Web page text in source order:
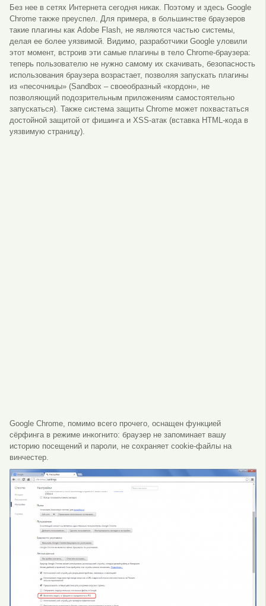
Без нее в сетях Интернета сегодня никак. Поэтому и здесь Google
Chrome также преуспел. Для примера, в большинстве браузеров
такие плагины как Adobe Flash, не являются частью системы,
делая ее более уязвимой. Видимо, разработчики Google уловили
этот момент, встроив эти самые плагины в тело Chrome-браузера:
теперь пользователю не нужно самому их скачивать, безопасность
использования браузера возрастает, позволяя запускать плагины
из «песочницы» (Sandbox – своеобразный «кордон», не
позволяющий подозрительным приложениям самостоятельно
запускаться). Также система защиты Chrome может похвастаться
достойной защитой от фишинга и XSS-атак (вставка HTML-кода в
уязвимую страницу).
Google Chrome, помимо всего прочего, оснащен функцией
сёрфинга в режиме инкогнито: браузер не запоминает вашу
историю посещений и пароли, не сохраняет cookie-файлы на
винчестер.